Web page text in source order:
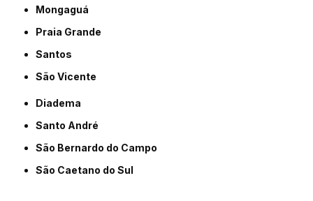
Mongaguá
Praia Grande
Santos
São Vicente
Diadema
Santo André
São Bernardo do Campo
São Caetano do Sul